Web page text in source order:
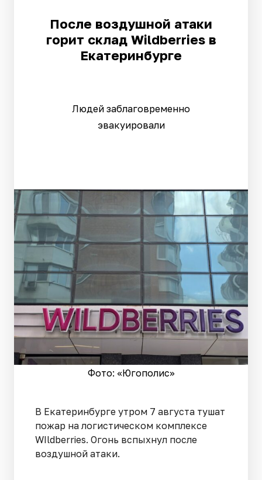
После воздушной атаки
горит склад Wildberries в
Екатеринбурге
Людей заблаговременно
эвакуировали
Фото: «Югополис»
В Екатеринбурге утром 7 августа тушат
пожар на логистическом комплексе
WIldberries. Огонь вспыхнул после
воздушной атаки.